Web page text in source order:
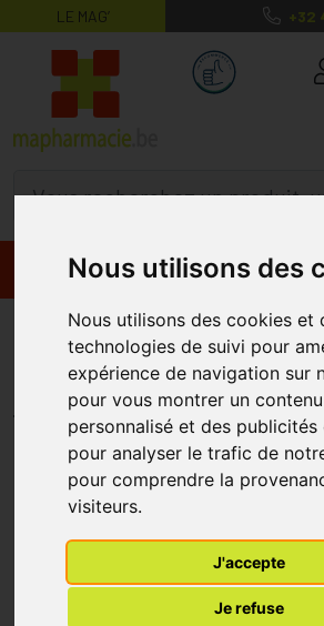
Nous utilisons des
Nous utilisons des cookies et
technologies de suivi pour
expérience de navigation sur
pour vous montrer un contenu
personnalisé et des publicités
pour analyser le trafic de
pour comprendre la
visiteurs.
J'accepte
Je refuse
LE MAG’ +32
Promos
Topicrem Ah3
Anti-âge 15ml
TOPICREM